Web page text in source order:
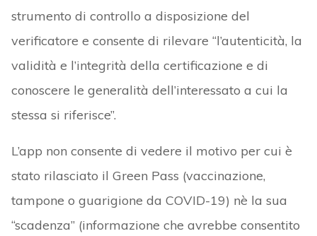
strumento di controllo a disposizione del
verificatore e consente di rilevare “l’autenticità, la
validità e l’integrità della certificazione e di
conoscere le generalità dell’interessato a cui la
stessa si riferisce”.
L’app non consente di vedere il motivo per cui è
stato rilasciato il Green Pass (vaccinazione,
tampone o guarigione da COVID-19) nè la sua
“scadenza” (informazione che avrebbe consentito